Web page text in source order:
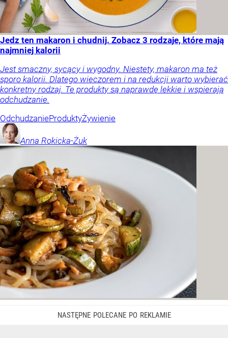
Jedz ten makaron i chudnij. Zobacz 3 rodzaje, które mają
najmniej kalorii
Jest smaczny, sycący i wygodny. Niestety, makaron ma też
sporo kalorii. Dlatego wieczorem i na redukcji warto wybierać
konkretny rodzaj. Te produkty są naprawdę lekkie i wspierają
odchudzanie.
OdchudzanieProduktyŻywienie
Anna Rokicka-Żuk